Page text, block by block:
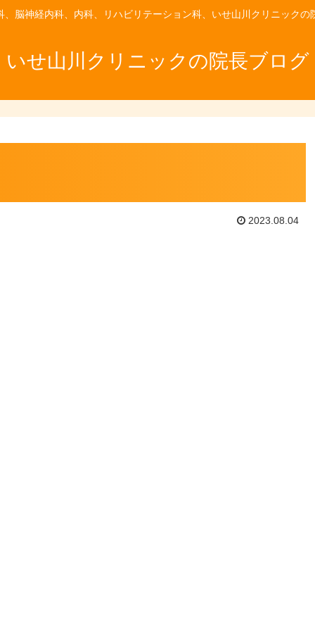
、脳神経内科、内科、リハビリテーション科、いせ山川クリニックの
いせ山川クリニックの院長ブログ
2023.08.04